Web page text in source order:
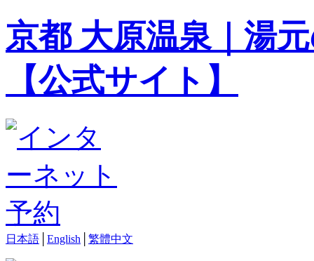
京都 大原温泉｜湯
【公式サイト】
日本語 English 繁體中文